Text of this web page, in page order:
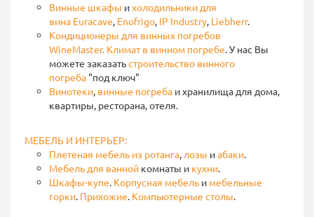
Винные шкафы ихолодильники для
вина Euracave, Enofrigo, IP Industry, Liebherr.
Кондиционеры для винных погребов
WineMaster. Климат в винном погребе. У нас Вы
можете заказатьстроительство винного
погреба "под ключ"
Винотеки, винные погреба и хранилища для дома,
квартиры, ресторана, отеля.
МЕБЕЛЬ И ИНТЕРЬЕР:
Плетеная мебель из ротанга, лозы иабаки.
Мебель для ванной комнаты и кухни.
Шкафы-купе. Корпусная мебель и мебельные
горки. Прихожие. Компьютерные столы.